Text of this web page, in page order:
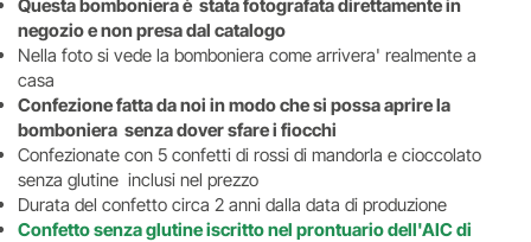
Questa bomboniera è stata fotografata direttamente in
negozio e non presa dal catalogo
Nella foto si vede la bomboniera come arrivera' realmente a
casa
Confezione fatta da noi in modo che si possa aprire la
bomboniera senza dover sfare i fiocchi
Confezionate con 5 confetti di rossi di mandorla e cioccolato
senza glutine inclusi nel prezzo
Durata del confetto circa 2 anni dalla data di produzione
Confetto senza glutine iscritto nel prontuario dell'AIC di